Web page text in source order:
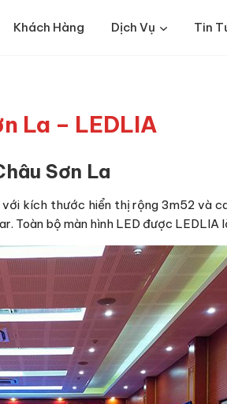
Khách Hàng Dịch Vụ Tin
La – LEDLIA
Sơn La
kích thước hiển thị rộng 3m52 và
Toàn bộ màn hình LED được